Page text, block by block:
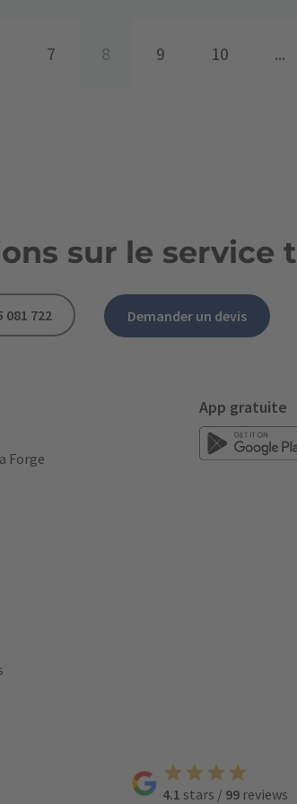
7 8 9 10 ...
sur le service
081 722 Demander un devis
Forge
App gratuite
4.1 stars / 99 reviews